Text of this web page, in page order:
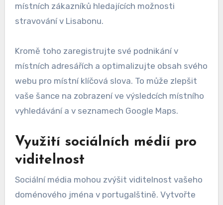
místních zákazníků hledajících možnosti
stravování v Lisabonu.
Kromě toho zaregistrujte své podnikání v
místních adresářích a optimalizujte obsah svého
webu pro místní klíčová slova. To může zlepšit
vaše šance na zobrazení ve výsledcích místního
vyhledávání a v seznamech Google Maps.
Využití sociálních médií pro
viditelnost
Sociální média mohou zvýšit viditelnost vašeho
doménového jména v portugalštině. Vytvořte